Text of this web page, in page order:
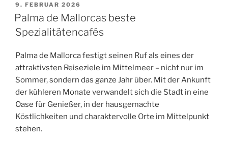
VERÖFFENTLICHT
AM
9. FEBRUAR 2026
Palma de Mallorcas beste
Spezialitätencafés
Palma de Mallorca festigt seinen Ruf als eines der
attraktivsten Reiseziele im Mittelmeer – nicht nur im
Sommer, sondern das ganze Jahr über. Mit der Ankunft
der kühleren Monate verwandelt sich die Stadt in eine
Oase für Genießer, in der hausgemachte
Köstlichkeiten und charaktervolle Orte im Mittelpunkt
stehen.